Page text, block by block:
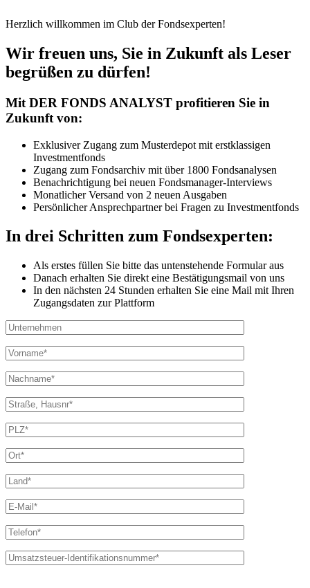
Herzlich willkommen im Club der Fondsexperten!
Wir freuen uns, Sie in Zukunft als Leser
begrüßen zu dürfen!
Mit DER FONDS ANALYST profitieren Sie in
Zukunft von:
Exklusiver Zugang zum Musterdepot mit erstklassigen
Investmentfonds
Zugang zum Fondsarchiv mit über 1800 Fondsanalysen
Benachrichtigung bei neuen Fondsmanager-Interviews
Monatlicher Versand von 2 neuen Ausgaben
Persönlicher Ansprechpartner bei Fragen zu Investmentfonds
In drei Schritten zum Fondsexperten:
Als erstes füllen Sie bitte das untenstehende Formular aus
Danach erhalten Sie direkt eine Bestätigungsmail von uns
In den nächsten 24 Stunden erhalten Sie eine Mail mit Ihren
Zugangsdaten zur Plattform